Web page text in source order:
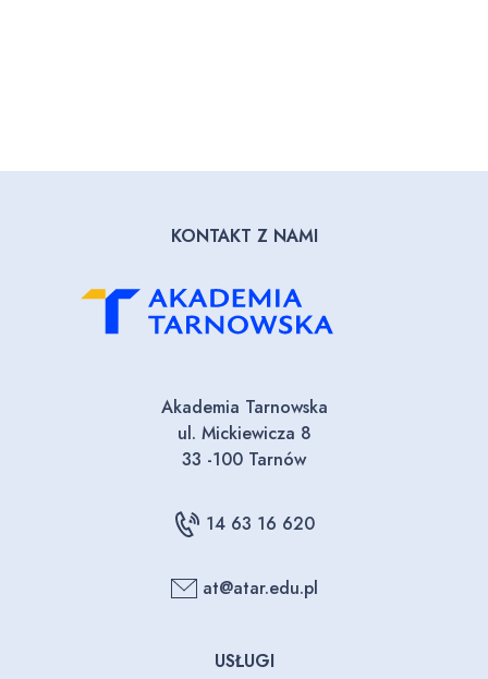
KONTAKT Z NAMI
Akademia Tarnowska
ul. Mickiewicza 8
33 -100 Tarnów
14 63 16 620
at@atar.edu.pl
USŁUGI